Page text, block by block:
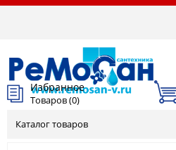
Избранное
Товаров (0)
Каталог товаров